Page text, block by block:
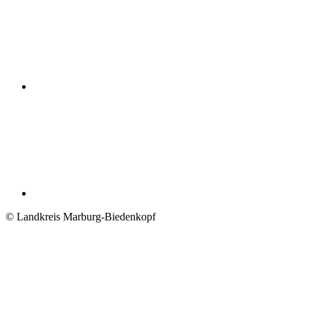
© Landkreis Marburg-Biedenkopf